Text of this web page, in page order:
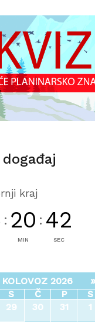
kraj
: 20
MIN
: 42
SEC
KOLOVOZ 2026 »
S Č P S
29 30 31 1